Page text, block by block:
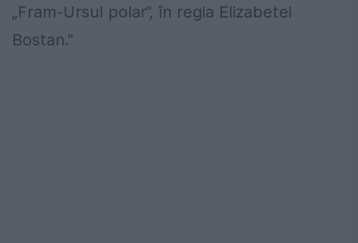
„Fram-Ursul polar”, în regia Elizabetei
Bostan.”